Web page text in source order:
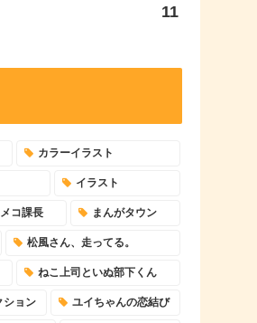
11
カラーイラスト
イラスト
コ課長 まんがタウン
松風さん、走ってる。
ねこ上司といぬ部下くん
ション ユイちゃんの恋結び